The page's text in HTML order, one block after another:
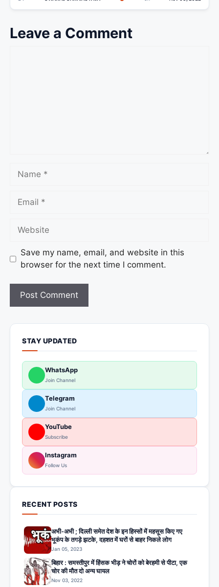
Leave a Comment
Save my name, email, and website in this
browser for the next time I comment.
STAY UPDATED
WhatsApp
Join Channel
Telegram
Join Channel
YouTube
Subscribe
Instagram
Follow Us
RECENT POSTS
अभी-अभी ; दिल्ली समेत देश के इन हिस्सों में महसूस किए गए
भूकंप के तगड़े झटके, दहशत में घरों से बाहर निकले लोग
Jan 05, 2023
बिहार : समस्तीपुर में हिंसक भीड़ ने चोरों को बेरहमी से पीटा, एक
चोर की मौत दो अन्य घायल
Nov 03, 2022